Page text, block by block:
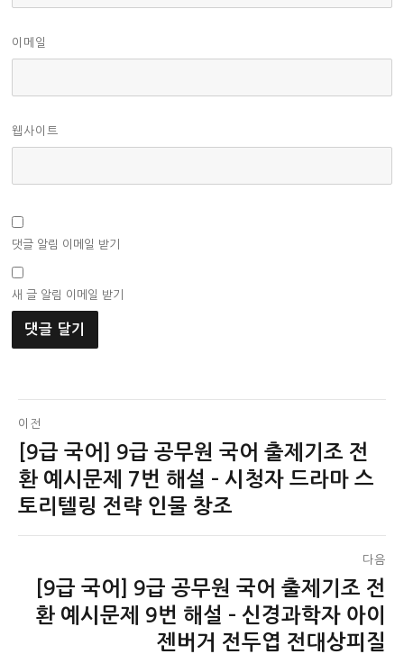
이메일
웹사이트
댓글 알림 이메일 받기
새 글 알림 이메일 받기
글
탐
색
이전
이
전
글:
[9급 국어] 9급 공무원 국어 출제기조 전
환 예시문제 7번 해설 – 시청자 드라마 스
토리텔링 전략 인물 창조
다음
[9급 국어] 9급 공무원 국어 출제기조 전
환 예시문제 9번 해설 – 신경과학자 아이
젠버거 전두엽 전대상피질